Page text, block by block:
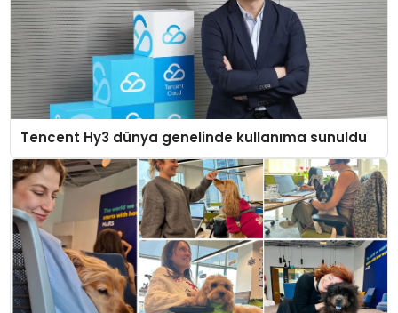
Tencent Hy3 dünya genelinde kullanıma sunuldu